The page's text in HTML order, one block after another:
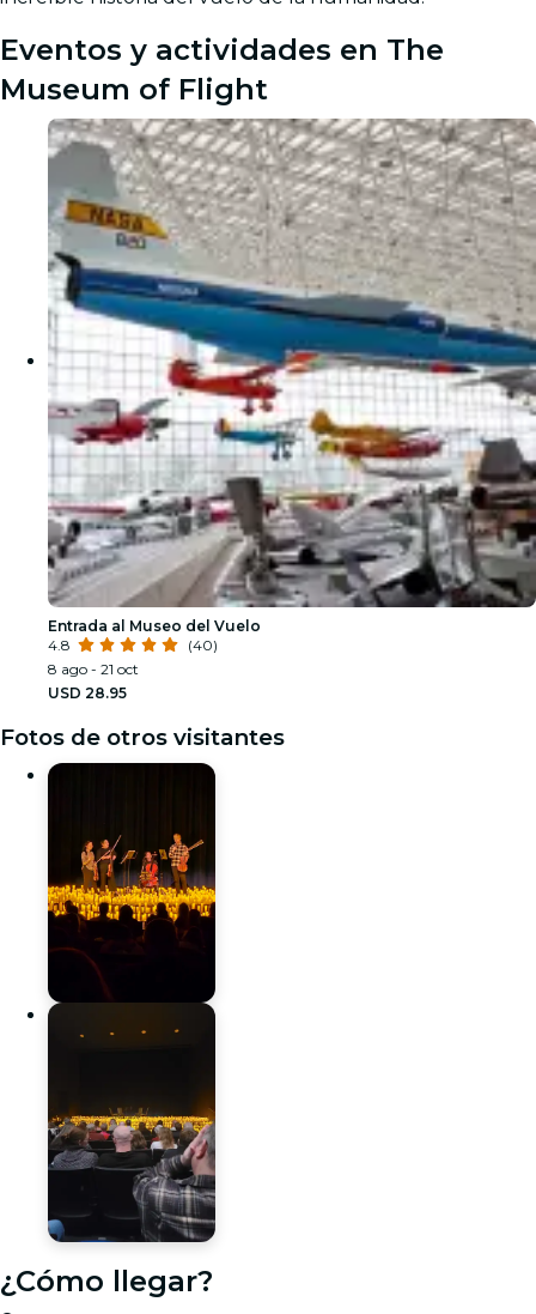
Eventos y actividades en The
Museum of Flight
Entrada al Museo del Vuelo
4.8
(40)
8 ago - 21 oct
USD 28.95
Fotos de otros visitantes
¿Cómo llegar?